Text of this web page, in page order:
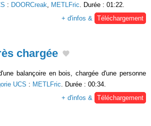
: DOORCreak METLFric . Durée : 01:22.
+ d'infos &
Téléchargement
chargée
balançoire en bois, chargée d'une personne
UCS : METLFric. Durée : 00:34.
+ d'infos & Téléchargement